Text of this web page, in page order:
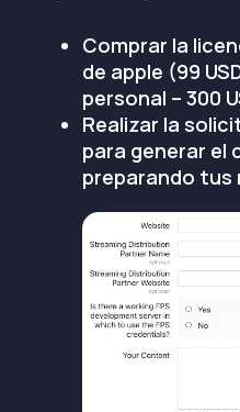
Comprar la
de apple (99
personal – 300
Realizar la
para generar el
preparando tus